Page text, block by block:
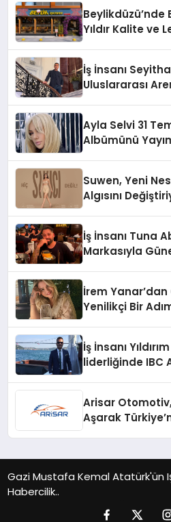
Hayata
Beylikdüzü’nde
Yıldır Kalite ve
İş İnsanı
Uluslararası
Ayla Selvi 31
Albümünü
Suwen, Yeni
Algısını
İş İnsanı Tuna
Markasıyla
İrem
Yenilikçi Bir
İş İnsanı
liderliğinde IBC
Arisar
Aşarak
Gazi Mustafa Kemal Atatürk'ün
Habercilik..